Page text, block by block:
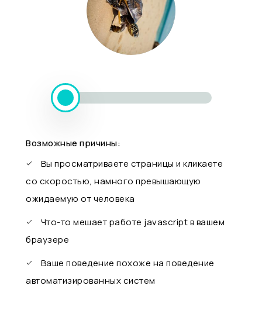
Возможные причины:
Вы просматриваете страницы и кликаете
со скоростью, намного превышающую
ожидаемую от человека
Что-то мешает работе javascript в вашем
браузере
Ваше поведение похоже на поведение
автоматизированных систем